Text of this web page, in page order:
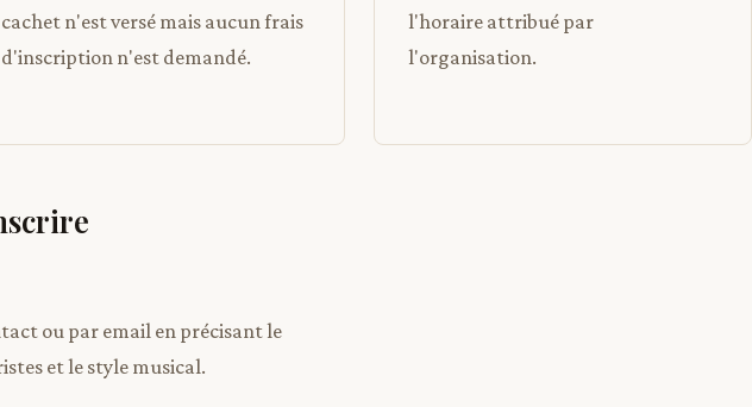
cachet n'est versé mais aucun frais
d'inscription n'est demandé.
l'horaire attribué par
l'organisation.
ou par email en précisant le
et le style musical.